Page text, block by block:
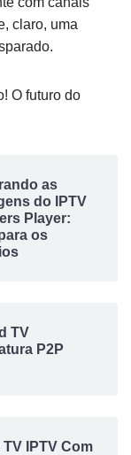
claro, uma
O futuro do
as
do IPTV
Player:
os
TV
P2P
TV IPTV Com